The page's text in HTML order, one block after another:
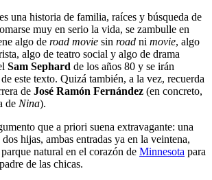
una historia de familia, raíces y búsqueda de
muy en serio la vida, se zambulle en
algo de road movie sin road ni movie, algo
algo de teatro social y algo de drama
Sam Sephard de los años 80 y se irán
este texto. Quizá también, a la vez, recuerda
de José Ramón Fernández (en concreto,
de Nina).
que a priori suena extravagante: una
hijas, ambas entradas ya en la veintena,
natural en el corazón de Minnesota para
de las chicas.